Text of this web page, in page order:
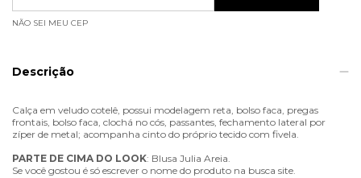
NÃO SEI MEU CEP
Descrição
Calça em veludo cotelê, possui modelagem reta, bolso faca, pregas
frontais, bolso faca, clochá no cós, passantes, fechamento lateral por
zíper de metal; acompanha cinto do próprio tecido com fivela.
PARTE DE CIMA DO LOOK: Blusa Julia Areia.
Se você gostou é só escrever o nome do produto na busca site.